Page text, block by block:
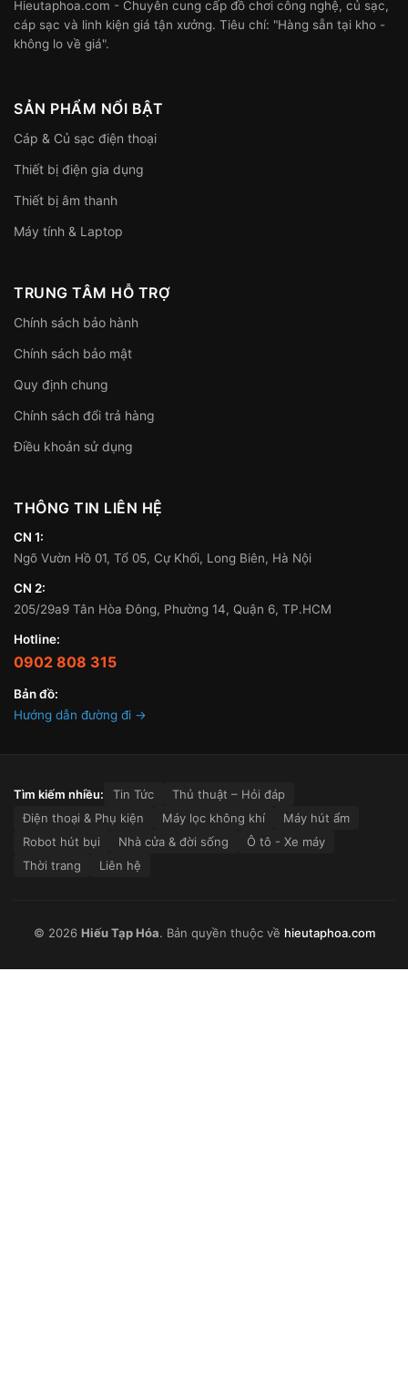
Hieutaphoa.com - Chuyên cung cấp đồ chơi công nghệ, củ sạc,
cáp sạc và linh kiện giá tận xưởng. Tiêu chí: "Hàng sẵn tại kho -
không lo về giá".
SẢN PHẨM NỔI BẬT
Cáp & Củ sạc điện thoại
Thiết bị điện gia dụng
Thiết bị âm thanh
Máy tính & Laptop
TRUNG TÂM HỖ TRỢ
Chính sách bảo hành
Chính sách bảo mật
Quy định chung
Chính sách đổi trả hàng
Điều khoản sử dụng
THÔNG TIN LIÊN HỆ
CN 1:
Ngõ Vườn Hồ 01, Tổ 05, Cự Khối, Long Biên, Hà Nội
CN 2:
205/29a9 Tân Hòa Đông, Phường 14, Quận 6, TP.HCM
Hotline:
0902 808 315
Bản đồ:
Hướng dẫn đường đi →
Tìm kiếm nhiều: Tin Tức
Thủ thuật – Hỏi đáp
Điện thoại & Phụ kiện
Máy lọc không khí
Máy hút ẩm
Robot hút bụi
Nhà cửa & đời sống
Ô tô - Xe máy
Thời trang
Liên hệ
© 2026 Hiếu Tạp Hóa. Bản quyền thuộc về hieutaphoa.com